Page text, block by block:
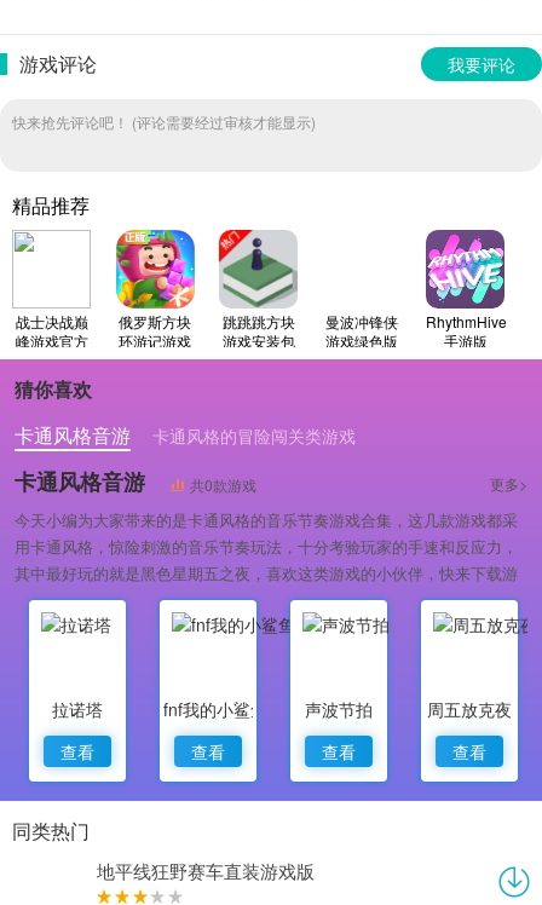
游戏评论 我要评论
快来抢先评论吧！ (评论需要经过审核才能显示)
精品推荐
战士决战巅
峰游戏官方
版
俄罗斯方块
环游记游戏
无广告版
跳跳跳方块
游戏安装包
曼波冲锋侠
游戏绿色版
RhythmHive
手游版
猜你喜欢
卡通风格音游
卡通风格的冒险闯关类游戏
卡通风格的轻松解压类游戏
卡通风格音游 共0款游戏 更多>
今天小编为大家带来的是卡通风格的音乐节奏游戏合集，这几款游戏都采
用卡通风格，惊险刺激的音乐节奏玩法，十分考验玩家的手速和反应力，
其中最好玩的就是黑色星期五之夜，喜欢这类游戏的小伙伴，快来下载游
玩吧！
拉诺塔
查看
fnf我的小鲨鱼
查看
声波节拍
查看
周五放克夜
查看
同类热门
地平线狂野赛车直装游戏版